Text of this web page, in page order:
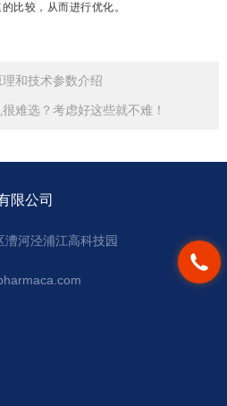
比较，从而进行优化。
和技术参数介绍
难选？考虑好这些就不难！
限公司
河泾浦江高科技园